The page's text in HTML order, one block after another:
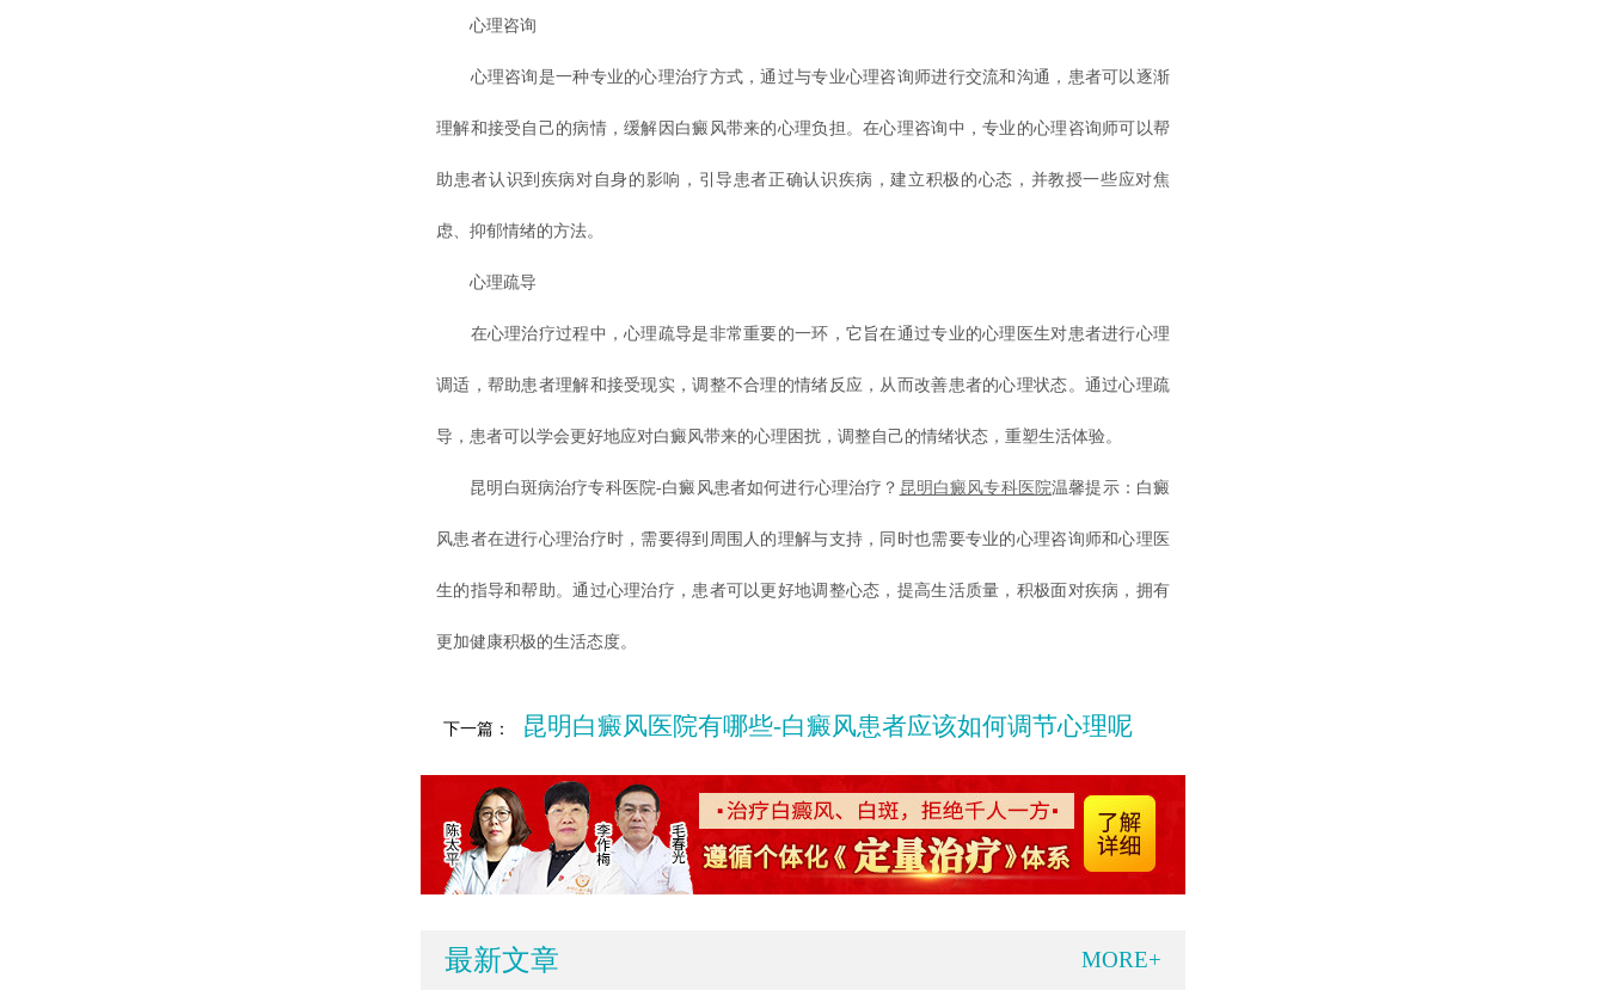
心理咨询
心理咨询是一种专业的心理治疗方式，通过与专业心理咨询师进行交流和沟通，患者可以逐渐
理解和接受自己的病情，缓解因白癜风带来的心理负担。在心理咨询中，专业的心理咨询师可以帮
助患者认识到疾病对自身的影响，引导患者正确认识疾病，建立积极的心态，并教授一些应对焦
虑、抑郁情绪的方法。
心理疏导
在心理治疗过程中，心理疏导是非常重要的一环，它旨在通过专业的心理医生对患者进行心理
调适，帮助患者理解和接受现实，调整不合理的情绪反应，从而改善患者的心理状态。通过心理疏
导，患者可以学会更好地应对白癜风带来的心理困扰，调整自己的情绪状态，重塑生活体验。
昆明白斑病治疗专科医院-白癜风患者如何进行心理治疗？ 昆明白癜风专科医院温馨提示：白癜
风患者在进行心理治疗时，需要得到周围人的理解与支持，同时也需要专业的心理咨询师和心理医
生的指导和帮助。通过心理治疗，患者可以更好地调整心态，提高生活质量，积极面对疾病，拥有
更加健康积极的生活态度。
下一篇： 昆明白癜风医院有哪些-白癜风患者应该如何调节心理呢
最新文章 MORE+